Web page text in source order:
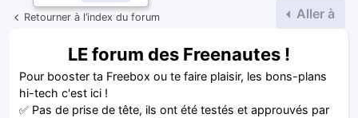
Retourner à l’index du forum Aller à
LE forum des Freenautes !
Pour booster ta Freebox ou te faire plaisir, les bons-plans
hi-tech c'est ici !
✅ Pas de prise de tête, ils ont été testés et approuvés par